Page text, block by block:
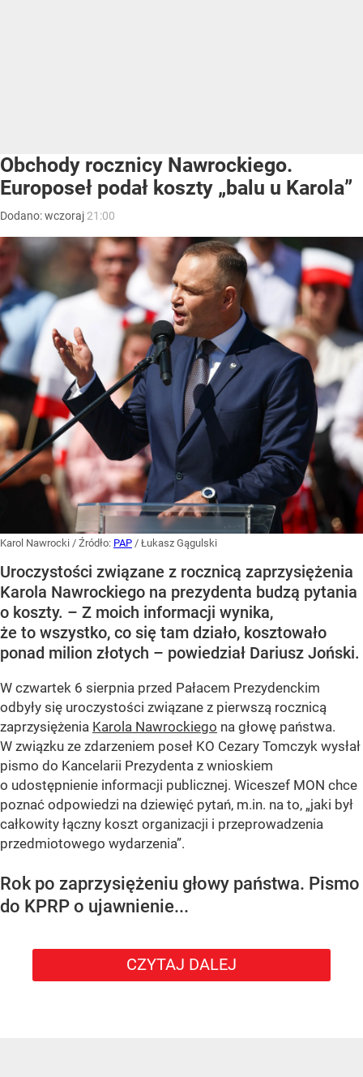
Obchody rocznicy Nawrockiego.
Europoseł podał koszty „balu u Karola”
Dodano:wczoraj 21:00
Karol Nawrocki / Źródło: PAP / Łukasz Gągulski
Uroczystości związane z rocznicą zaprzysiężenia
Karola Nawrockiego na prezydenta budzą pytania
o koszty. – Z moich informacji wynika,
że to wszystko, co się tam działo, kosztowało
ponad milion złotych – powiedział Dariusz Joński.
W czwartek 6 sierpnia przed Pałacem Prezydenckim
odbyły się uroczystości związane z pierwszą rocznicą
zaprzysiężenia Karola Nawrockiego na głowę państwa.
W związku ze zdarzeniem poseł KO Cezary Tomczyk wysłał
pismo do Kancelarii Prezydenta z wnioskiem
o udostępnienie informacji publicznej. Wiceszef MON chce
poznać odpowiedzi na dziewięć pytań, m.in. na to, „jaki był
całkowity łączny koszt organizacji i przeprowadzenia
przedmiotowego wydarzenia”.
Rok po zaprzysiężeniu głowy państwa. Pismo
do KPRP o ujawnienie...
CZYTAJ DALEJ